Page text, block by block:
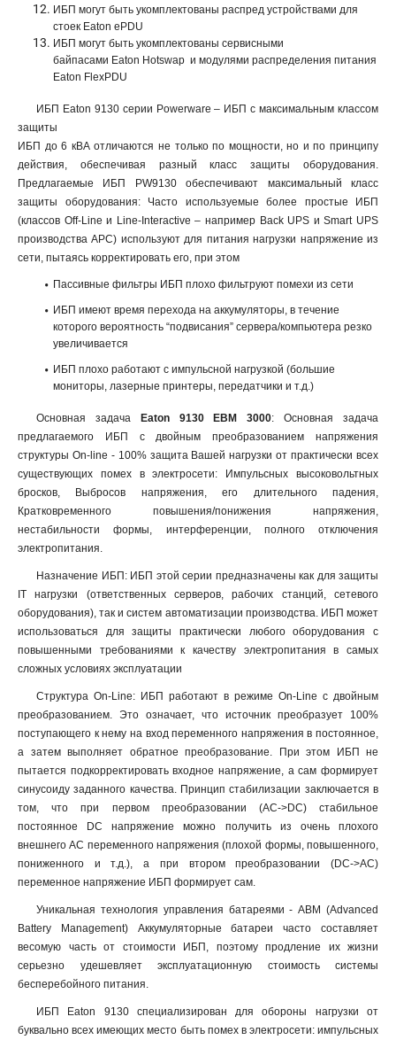
ИБП могут быть укомплектованы распред устройствами для
стоек Eaton ePDU
ИБП могут быть укомплектованы сервисными
байпасами Eaton Hotswap и модулями распределения питания
Eaton FlexPDU
ИБП Eaton 9130 серии Powerware – ИБП с максимальным классом
защиты
ИБП до 6 кВА отличаются не только по мощности, но и по принципу
действия, обеспечивая разный класс защиты оборудования.
Предлагаемые ИБП PW9130 обеспечивают максимальный класс
защиты оборудования: Часто используемые более простые ИБП
(классов Off-Line и Line-Interactive – например Back UPS и Smart UPS
производства АРС) используют для питания нагрузки напряжение из
сети, пытаясь корректировать его, при этом
Пассивные фильтры ИБП плохо фильтруют помехи из сети
ИБП имеют время перехода на аккумуляторы, в течение
которого вероятность “подвисания” сервера/компьютера резко
увеличивается
ИБП плохо работают с импульсной нагрузкой (большие
мониторы, лазерные принтеры, передатчики и т.д.)
Основная задача Eaton 9130 EBM 3000: Основная задача
предлагаемого ИБП с двойным преобразованием напряжения
структуры On-line - 100% защита Вашей нагрузки от практически всех
существующих помех в электросети: Импульсных высоковольтных
бросков, Выбросов напряжения, его длительного падения,
Кратковременного повышения/понижения напряжения,
нестабильности формы, интерференции, полного отключения
электропитания.
Назначение ИБП: ИБП этой серии предназначены как для защиты
IT нагрузки (ответственных серверов, рабочих станций, сетевого
оборудования), так и систем автоматизации производства. ИБП может
использоваться для защиты практически любого оборудования с
повышенными требованиями к качеству электропитания в самых
сложных условиях эксплуатации
Структура On-Line: ИБП работают в режиме On-Line с двойным
преобразованием. Это означает, что источник преобразует 100%
поступающего к нему на вход переменного напряжения в постоянное,
а затем выполняет обратное преобразование. При этом ИБП не
пытается подкорректировать входное напряжение, а сам формирует
синусоиду заданного качества. Принцип стабилизации заключается в
том, что при первом преобразовании (AC->DC) стабильное
постоянное DC напряжение можно получить из очень плохого
внешнего AC переменного напряжения (плохой формы, повышенного,
пониженного и т.д.), а при втором преобразовании (DC->AC)
переменное напряжение ИБП формирует сам.
Уникальная технология управления батареями - ABM (Advanced
Battery Management) Аккумуляторные батареи часто составляет
весомую часть от стоимости ИБП, поэтому продление их жизни
серьезно удешевляет эксплуатационную стоимость системы
бесперебойного питания.
ИБП Eaton 9130 специализирован для обороны нагрузки от
буквально всех имеющих место быть помех в электросети: импульсных